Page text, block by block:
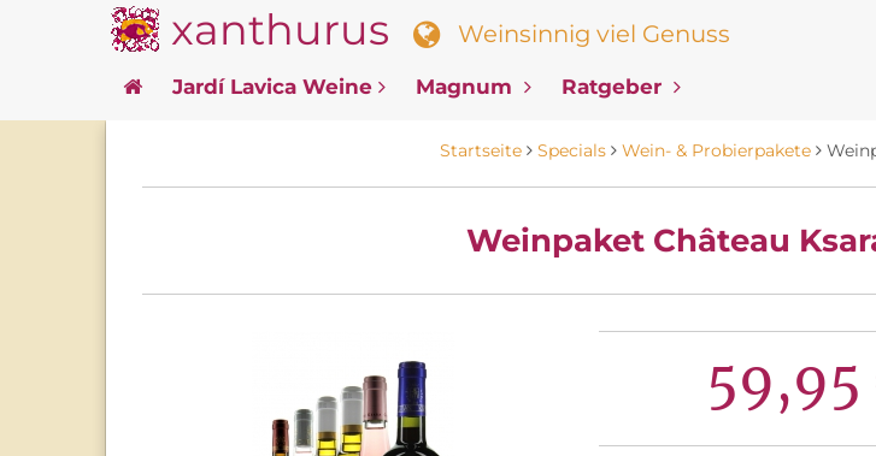
xanthurus Weinsinnig viel Genuss
Jardí Lavica Weine Magnum Ratgeber
Startseite Specials Wein- & Probierpakete
Weinpaket Château
59,95